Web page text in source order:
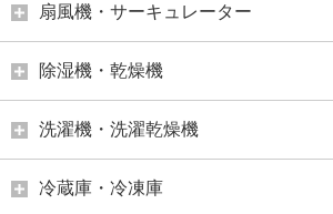
扇風機・サーキュレーター
除湿機・乾燥機
洗濯機・洗濯乾燥機
冷蔵庫・冷凍庫